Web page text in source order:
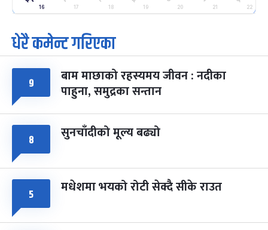
मंगल फाल्गुन २५, २०८३ Mar 9, 2027
७
आइत
पूर्णिमा व्रत
चैत्र ७, २०८३-Mar 21, 2027
८ फागुपूर्णिमा
चैत्र ८, २०८३-Mar 22, 2027
७ महिना बाँकी
16 17 18 19 20 21 22
धेरै कमेन्ट गरिएका
९ बाम माछाको रहस्यमय जीवन : नदीका
पाहुना, समुद्रका सन्तान
८ सुनचाँदीको मूल्य बढ्यो
५ मधेशमा भयको रोटी सेक्दै सीके राउत